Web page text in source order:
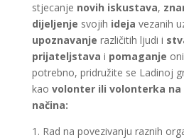
stjecanje novih iskustava,
dijeljenje svojih ideja vezanih
upoznavanje različitih ljudi i
prijateljstava i pomaganje
potrebno, pridružite se Ladinoj
kao volonter ili volonterka na
načina:
1. Rad na povezivanju raznih